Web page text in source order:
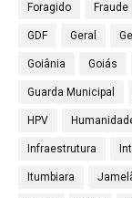
Foragido Fraude
GDF Geral
Goiânia Goiás
Guarda Municipal
HPV
Infraestrutura
Itumbiara